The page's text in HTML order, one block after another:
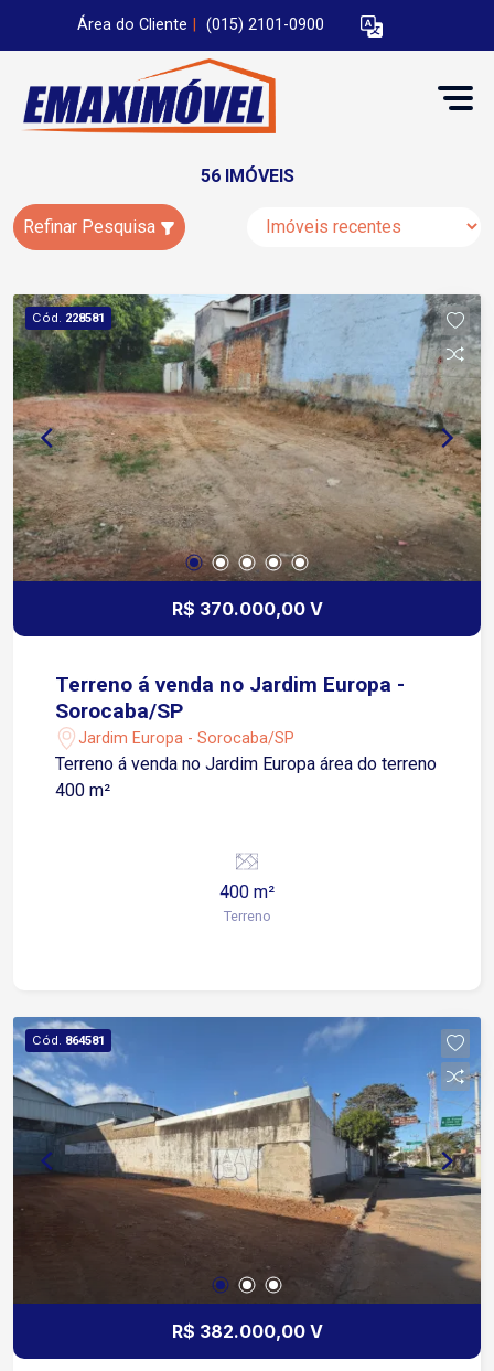
Área do Cliente (015) 2101-0900
56 IMÓVEIS
Refinar Pesquisa
Cód. 228581
R$ 370.000,00 V
Terreno á venda no Jardim Europa -
Sorocaba/SP
Jardim Europa - Sorocaba/SP
Terreno á venda no Jardim Europa área do terreno
400 m²
400 m²
Terreno
Cód. 864581
R$ 382.000,00 V